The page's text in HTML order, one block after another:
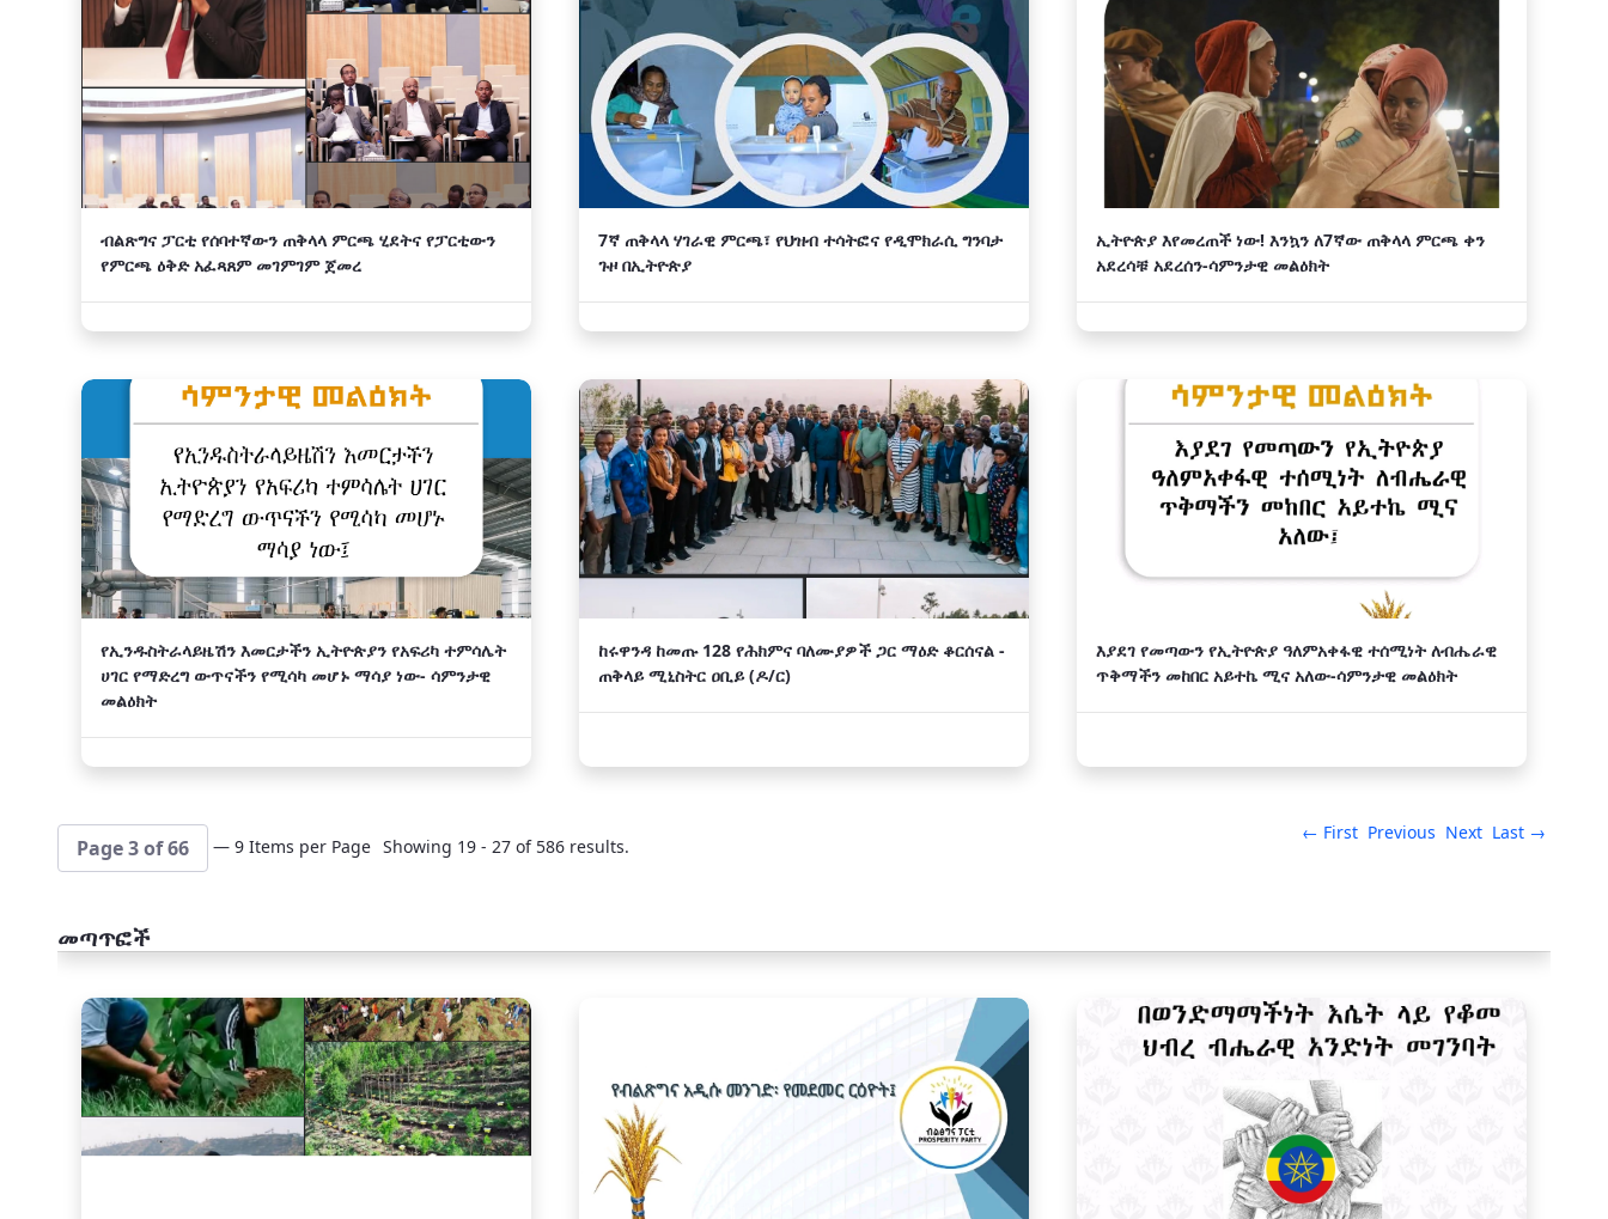
ብልጽግና ፓርቲ የሰባተኛውን ጠቅላላ ምርጫ ሂደትና የፓርቲውን
የምርጫ ዕቅድ አፈጻጸም መገምገም ጀመረ
7ኛ ጠቅላላ ሃገራዊ ምርጫ፣ የህዝብ ተሳትፎና የዲሞክራሲ ግንባታ
ጉዞ በኢትዮጵያ
ኢትዮጵያ እየመረጠች ነው! እንኳን ለ7ኛው ጠቅላላ ምርጫ ቀን
አደረሳቹ አደረሰን-ሳምንታዊ መልዕክት
የኢንዱስትራላይዜሽን እመርታችን ኢትዮጵያን የአፍሪካ ተምሳሌት
ሀገር የማድረግ ውጥናችን የሚሳካ መሆኑ ማሳያ ነው- ሳምንታዊ
መልዕክት
ከሩዋንዳ ከመጡ 128 የሕክምና ባለሙያዎች ጋር ማዕድ ቆርሰናል -
ጠቅላይ ሚኒስትር ዐቢይ (ዶ/ር)
እያደገ የመጣውን የኢትዮጵያ ዓለምአቀፋዊ ተሰሚነት ለብሔራዊ
ጥቅማችን መከበር አይተኬ ሚና አለው-ሳምንታዊ መልዕክት
Page 3 of 66 — 9 Items per Page Showing 19 - 27 of 586 results.
← First Previous Next Last →
መጣጥፎች
አዲስ